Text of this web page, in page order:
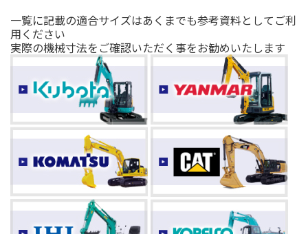
一覧に記載の適合サイズはあくまでも参考資料としてご利
用ください
実際の機械寸法をご確認いただく事をお勧めいたします